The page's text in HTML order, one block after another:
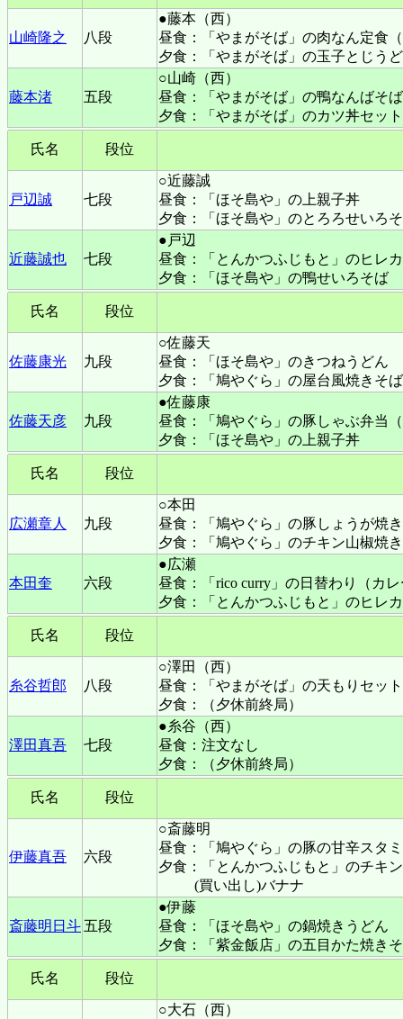
山崎隆之 八段
●藤本（西）
昼食：「やまがそば」の肉なん定食
夕食：「やまがそば」の玉子とじう
藤本渚 五段
○山崎（西）
昼食：「やまがそば」の鴨なんばそば
夕食：「やまがそば」のカツ丼セッ
氏名 段位
戸辺誠 七段
○近藤誠
昼食：「ほそ島や」の上親子丼
夕食：「ほそ島や」のとろろせいろ
近藤誠也 七段
●戸辺
昼食：「とんかつふじもと」のヒレ
夕食：「ほそ島や」の鴨せいろそば
氏名 段位
佐藤康光 九段
○佐藤天
昼食：「ほそ島や」のきつねうどん
夕食：「鳩やぐら」の屋台風焼きそば
佐藤天彦 九段
●佐藤康
昼食：「鳩やぐら」の豚しゃぶ弁当
夕食：「ほそ島や」の上親子丼
氏名 段位
広瀬章人 九段
○本田
昼食：「鳩やぐら」の豚しょうが焼
夕食：「鳩やぐら」のチキン山椒焼
本田奎 六段
●広瀬
昼食：「rico curry」の日替わり（カ
夕食：「とんかつふじもと」のヒレ
氏名 段位
糸谷哲郎 八段
○澤田（西）
昼食：「やまがそば」の天もりセット
夕食：（夕休前終局）
澤田真吾 七段
●糸谷（西）
昼食：注文なし
夕食：（夕休前終局）
氏名 段位
伊藤真吾 六段
○斎藤明
昼食：「鳩やぐら」の豚の甘辛スタ
夕食：「とんかつふじもと」のチキ
(買い出し)バナナ
斎藤明日斗 五段
●伊藤
昼食：「ほそ島や」の鍋焼きうどん
夕食：「紫金飯店」の五目かた焼き
氏名 段位
○大石（西）